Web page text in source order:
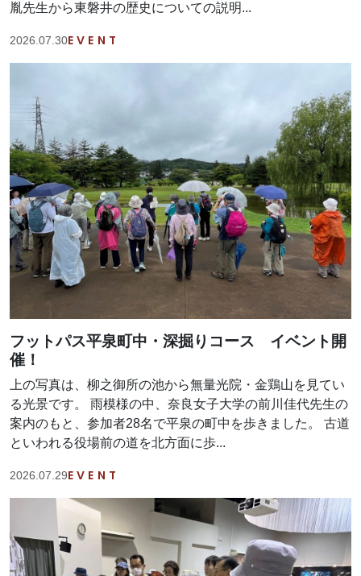
胤先生から東磐井の歴史についての説明...
2026.07.30EVENT
フットパス平泉町中・深掘りコース イベント開
催！
上の写真は、柳之御所の池から無量光院・金鶏山を見てい
る光景です。 雨模様の中、奈良女子大学の前川佳代先生の
案内のもと、参加者28名で平泉の町中を歩きました。 古道
といわれる役場前の道を北方面に歩...
2026.07.29EVENT